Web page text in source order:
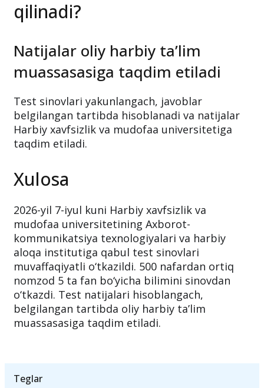
qilinadi?
Natijalar oliy harbiy ta’lim
muassasasiga taqdim etiladi
Test sinovlari yakunlangach, javoblar
belgilangan tartibda hisoblanadi va natijalar
Harbiy xavfsizlik va mudofaa universitetiga
taqdim etiladi.
Xulosa
2026-yil 7-iyul kuni Harbiy xavfsizlik va
mudofaa universitetining Axborot-
kommunikatsiya texnologiyalari va harbiy
aloqa institutiga qabul test sinovlari
muvaffaqiyatli o‘tkazildi. 500 nafardan ortiq
nomzod 5 ta fan bo‘yicha bilimini sinovdan
o‘tkazdi. Test natijalari hisoblangach,
belgilangan tartibda oliy harbiy ta’lim
muassasasiga taqdim etiladi.
Teglar